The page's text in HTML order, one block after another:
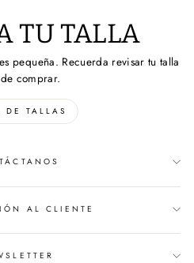
TU TALLA
pequeña. Recuerda revisar tu talla
comprar.
DE TALLAS
AL CLIENTE